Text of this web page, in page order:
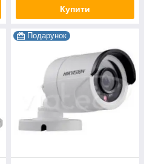
Купити
Подарунок